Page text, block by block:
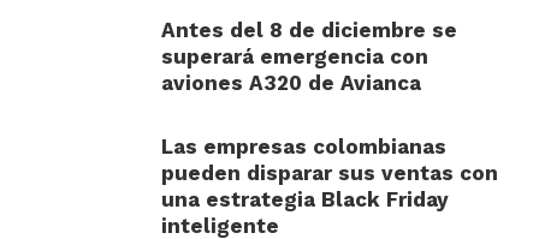
Antes del 8 de diciembre se
superará emergencia con
aviones A320 de Avianca
Las empresas colombianas
pueden disparar sus ventas con
una estrategia Black Friday
inteligente